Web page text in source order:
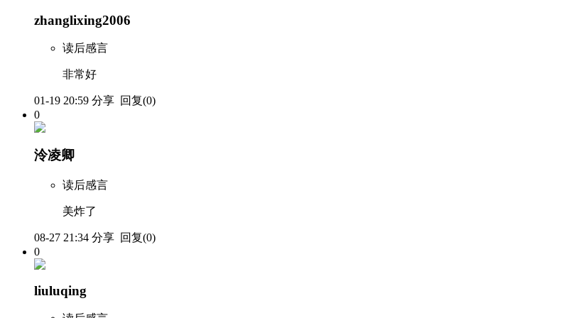
zhanglixing2006
读后感言
非常好
01-19 20:59 分享 回复(0)
0
泠凌卿
读后感言
美炸了
08-27 21:34 分享 回复(0)
0
liuluqing